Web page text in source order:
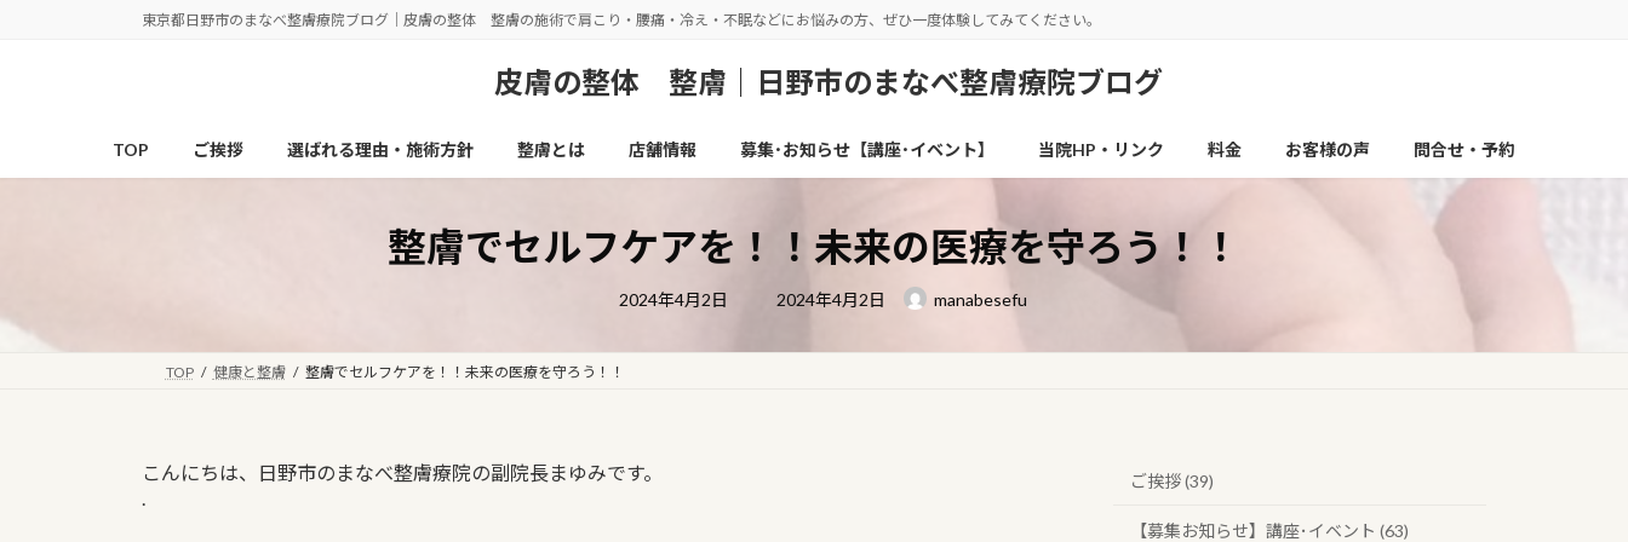
東京都日野市のまなべ整膚療院ブログ｜皮膚の整体 整膚の施術で肩こり・腰痛・冷え・不眠などにお悩みの方、ぜひ一度体験してみてください。
皮膚の整体 整膚｜日野市のまなべ整膚療院ブログ
TOP ご挨拶 選ばれる理由・施術方針 整膚とは 店舗情報 募集･お知らせ【講座･イベント】 当院HP・リンク 料金 お客様の声 問合せ・予約
整膚でセルフケアを！！未来の医療を守ろう！！
2024年4月2日
最
終
日
2024年4月2日 manabesefu
TOP 健康と整膚 整膚でセルフケアを！！未来の医療を守ろう！！
こんにちは、日野市のまなべ整膚療院の副院長まゆみです。
ご挨拶 (39)
【募集お知らせ】講座･イベント (63)